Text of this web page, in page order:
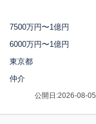
7500万円〜1億円
6000万円〜1億円
東京都
仲介
公開日:2026-08-05